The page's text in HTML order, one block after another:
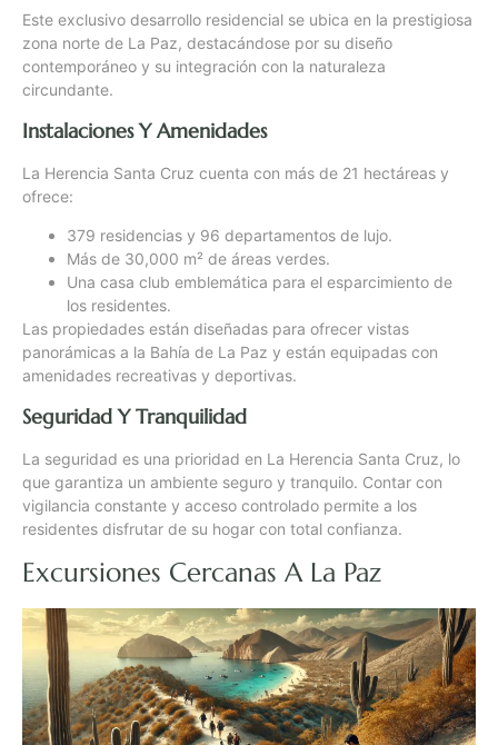
Este exclusivo desarrollo residencial se ubica en la prestigiosa
zona norte de La Paz, destacándose por su diseño
contemporáneo y su integración con la naturaleza
circundante.
Instalaciones Y Amenidades
La Herencia Santa Cruz cuenta con más de 21 hectáreas y
ofrece:
379 residencias y 96 departamentos de lujo.
Más de 30,000 m² de áreas verdes.
Una casa club emblemática para el esparcimiento de
los residentes.
Las propiedades están diseñadas para ofrecer vistas
panorámicas a la Bahía de La Paz y están equipadas con
amenidades recreativas y deportivas.
Seguridad Y Tranquilidad
La seguridad es una prioridad en La Herencia Santa Cruz, lo
que garantiza un ambiente seguro y tranquilo. Contar con
vigilancia constante y acceso controlado permite a los
residentes disfrutar de su hogar con total confianza.
Excursiones Cercanas A La Paz